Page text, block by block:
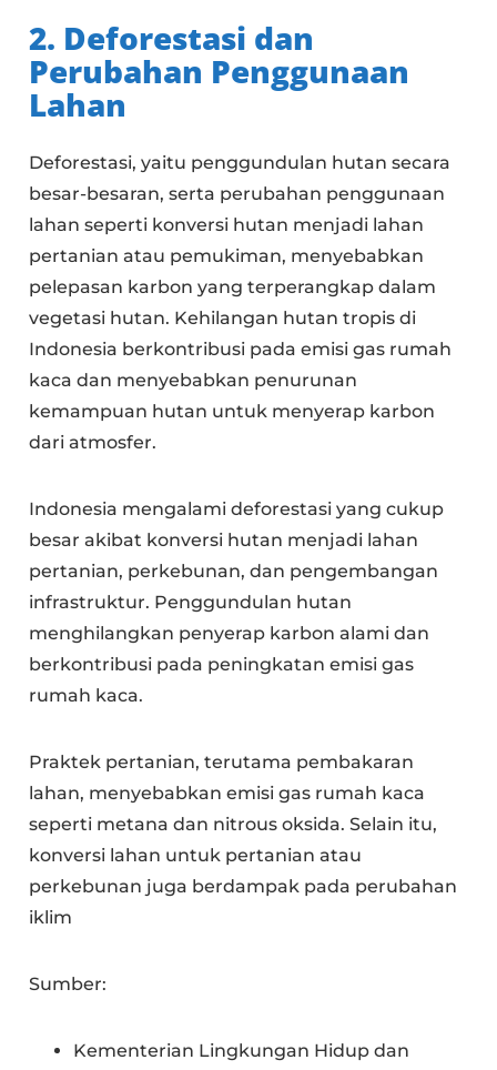
2. Deforestasi dan
Perubahan Penggunaan
Lahan
Deforestasi, yaitu penggundulan hutan secara
besar-besaran, serta perubahan penggunaan
lahan seperti konversi hutan menjadi lahan
pertanian atau pemukiman, menyebabkan
pelepasan karbon yang terperangkap dalam
vegetasi hutan. Kehilangan hutan tropis di
Indonesia berkontribusi pada emisi gas rumah
kaca dan menyebabkan penurunan
kemampuan hutan untuk menyerap karbon
dari atmosfer.
Indonesia mengalami deforestasi yang cukup
besar akibat konversi hutan menjadi lahan
pertanian, perkebunan, dan pengembangan
infrastruktur. Penggundulan hutan
menghilangkan penyerap karbon alami dan
berkontribusi pada peningkatan emisi gas
rumah kaca.
Praktek pertanian, terutama pembakaran
lahan, menyebabkan emisi gas rumah kaca
seperti metana dan nitrous oksida. Selain itu,
konversi lahan untuk pertanian atau
perkebunan juga berdampak pada perubahan
iklim
Sumber:
Kementerian Lingkungan Hidup dan